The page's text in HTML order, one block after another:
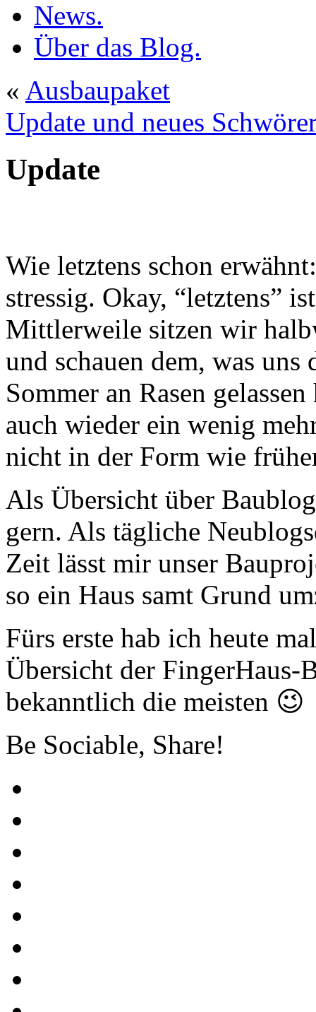
News.
Über das Blog.
« Ausbaupaket
Update und neues
Update
Wie letztens schon
stressig. Okay, “letztens”
Mittlerweile sitzen wir
und schauen dem, was
Sommer an Rasen
auch wieder ein wenig
nicht in der Form wie
Als Übersicht über
gern. Als tägliche
Zeit lässt mir unser
so ein Haus samt Grund
Fürs erste hab ich heute
Übersicht der FingerHaus-
bekanntlich die meisten 😉
Be Sociable, Share!